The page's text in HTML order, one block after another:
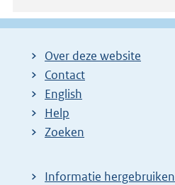
Over deze website
Contact
English
Help
Zoeken
Informatie hergebruiken